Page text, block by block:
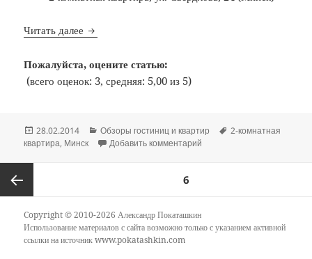
Читать далее Bon Voyage: №1: 2-комнатная квартира, ул.
Пожалуйста, оцените статью:
(всего оценок: 3, средняя: 5,00 из 5)
Опубликовано
28.02.2014 Рубрики
Обзоры гостиниц и квартир Метки
2-комнатная
квартира, Минск Добавить комментарий
записей
Предыдущая
страница
СТРАНИЦА6
Copyright © 2010-2026 Александр Покаташкин
Использование материалов с сайта возможно только с указанием активной
ссылки на источникwww.pokatashkin.com